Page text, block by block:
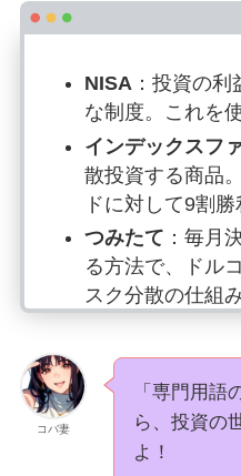
NISA：投資の利
な制度。これを
インデックスフ
散投資する商品
ドに対して9割勝
つみたて ：毎月
る方法で、ドル
スク分散の仕組
コバ妻
「専門用語
ら、投資の
よ！